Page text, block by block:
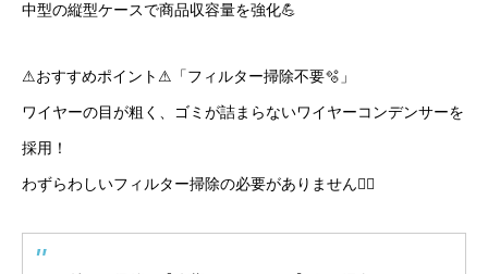
中型の縦型ケースで商品収容量を強化💪
⚠おすすめポイント⚠「フィルター掃除不要🫧」
ワイヤーの目が粗く、ゴミが詰まらないワイヤーコンデンサーを
採用！
わずらわしいフィルター掃除の必要がありません🙆‍♀️